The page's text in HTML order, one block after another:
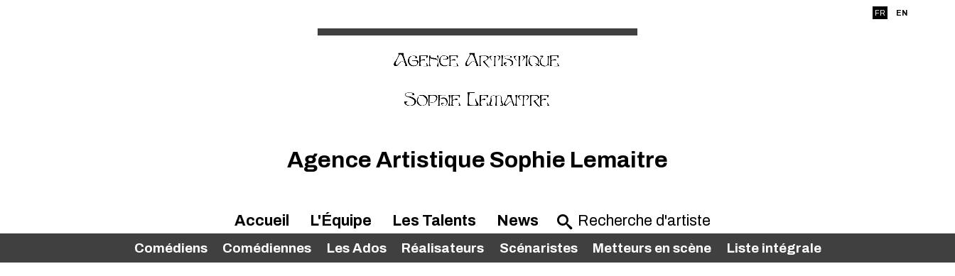
FR EN
Agence Artistique Sophie Lemaitre
Accueil L'Équipe Les Talents
Comédiens Comédiennes Les Ados Réalisateurs Scénaristes Metteurs en scène Liste intégrale
News